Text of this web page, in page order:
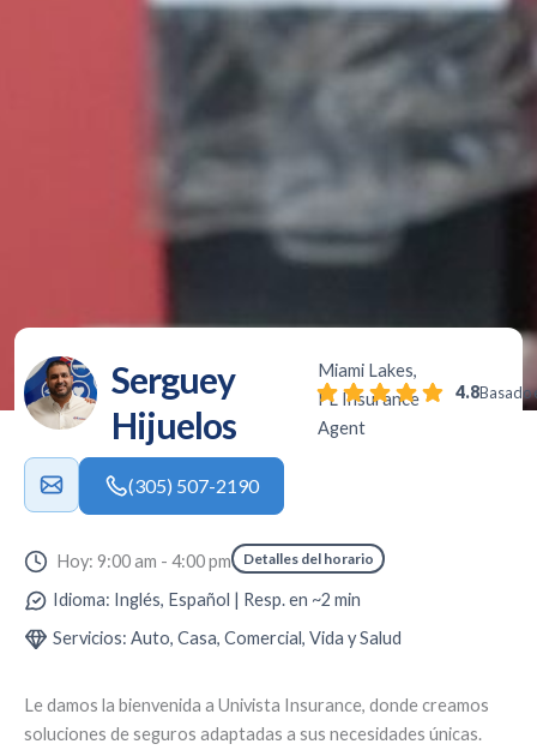
Serguey
Hijuelos
Miami Lakes,
FL Insurance
Agent
4.8Basado
(305) 507-2190
Le damos la bienvenida a Univista Insurance, donde creamos
soluciones de seguros adaptadas a sus necesidades únicas.
Hoy: 9:00 am - 4:00 pm Detalles del horario
Idioma: Inglés, Español | Resp. en ~2 min
Servicios: Auto, Casa, Comercial, Vida y Salud